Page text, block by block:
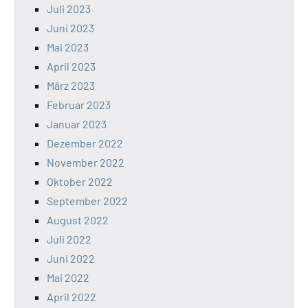
Juli 2023
Juni 2023
Mai 2023
April 2023
März 2023
Februar 2023
Januar 2023
Dezember 2022
November 2022
Oktober 2022
September 2022
August 2022
Juli 2022
Juni 2022
Mai 2022
April 2022